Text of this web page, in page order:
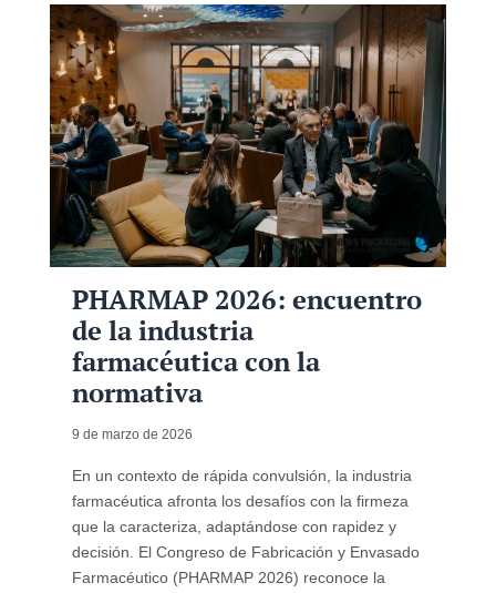
PHARMAP 2026: encuentro
de la industria
farmacéutica con la
normativa
9 de marzo de 2026
En un contexto de rápida convulsión, la industria
farmacéutica afronta los desafíos con la firmeza
que la caracteriza, adaptándose con rapidez y
decisión. El Congreso de Fabricación y Envasado
Farmacéutico (PHARMAP 2026) reconoce la